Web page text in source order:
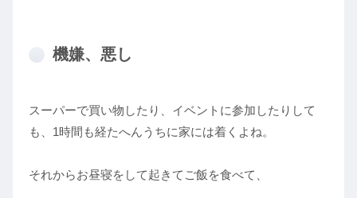
機嫌、悪し
スーパーで買い物したり、イベントに参加したりして
も、1時間も経たへんうちに家には着くよね。
それからお昼寝をして起きてご飯を食べて、